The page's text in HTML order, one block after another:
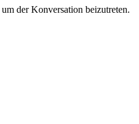
um der Konversation beizutreten.